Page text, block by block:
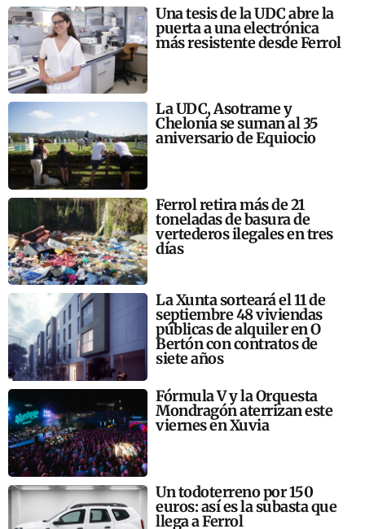
Una tesis de la UDC abre la
puerta a una electrónica
más resistente desde Ferrol
La UDC, Asotrame y
Chelonia se suman al 35
aniversario de Equiocio
Ferrol retira más de 21
toneladas de basura de
vertederos ilegales en tres
días
La Xunta sorteará el 11 de
septiembre 48 viviendas
públicas de alquiler en O
Bertón con contratos de
siete años
Fórmula V y la Orquesta
Mondragón aterrizan este
viernes en Xuvia
Un todoterreno por 150
euros: así es la subasta que
llega a Ferrol